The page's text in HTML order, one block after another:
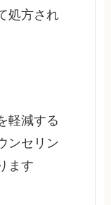
処方され
軽減する
ンセリン
ます